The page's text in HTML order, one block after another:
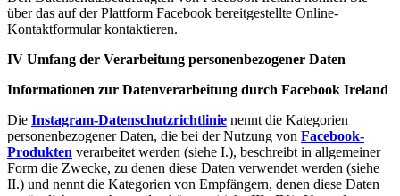
über das auf der Plattform Facebook bereitgestellte Online-
Kontaktformular kontaktieren.
IV Umfang der Verarbeitung personenbezogener Daten
Informationen zur Datenverarbeitung durch Facebook Ireland
Die Instagram-Datenschutzrichtlinie nennt die Kategorien
personenbezogener Daten, die bei der Nutzung von Facebook-
Produkten verarbeitet werden (siehe I.), beschreibt in allgemeiner
Form die Zwecke, zu denen diese Daten verwendet werden (siehe
II.) und nennt die Kategorien von Empfängern, denen diese Daten